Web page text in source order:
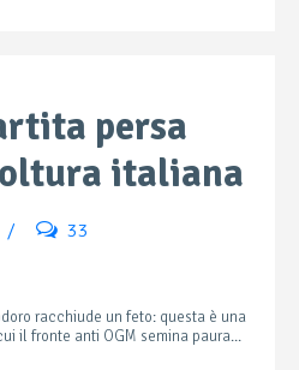
persa
italiana
/ 33
racchiude un feto: questa è una
il fronte anti OGM semina paura...